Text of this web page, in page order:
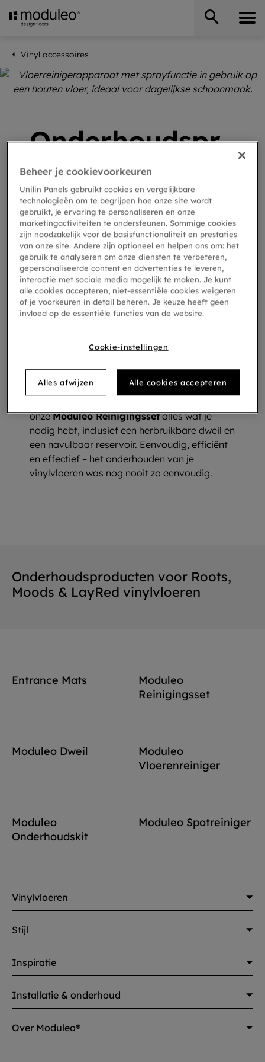
Vinyl accessoires
Onderhoudspr
oducten voor
vinylvloeren
Houd je vinylvloeren in topconditie met onze
speciaal ontworpen reinigingsaccessoires.
Van dagelijks onderhoud tot het aanpakken
van hardnekkige vlekken, wij bieden een reeks
producten die ervoor zorgen dat je vloeren
jarenlang hun onberispelijke schoonheid
behouden.
Moduleo Vloerreinigingsproduct
geur, terwijl deVlekverwijderaarperfect is
voor het verwijderen van hardnekkige
onzeModuleo Reinigingssetalles wat je
nodig hebt, inclusief een herbruikbare dweil en
een navulbaar reservoir. Eenvoudig, efficiënt
en effectief – het onderhouden van je
vinylvloeren was nog nooit zo eenvoudig.
Onderhoudsproducten voor Roots,
Moods & LayRed vinylvloeren
Entrance Mats
Moduleo
Reinigingsset
Moduleo Dweil
Moduleo
Vloerenreiniger
Moduleo
Onderhoudskit
Moduleo Spotreiniger
Vinylvloeren
Stijl
Inspiratie
Installatie & onderhoud
Over Moduleo®
Beheer je cookievoorkeuren
Unilin Panels gebruikt cookies en vergelijkbare
technologieën om te begrijpen hoe onze site wordt
gebruikt, je ervaring te personaliseren en onze
marketingactiviteiten te ondersteunen. Sommige cookies
zijn noodzakelijk voor de basisfunctionaliteit en prestaties
van onze site. Andere zijn optioneel en helpen ons om: het
gebruik te analyseren om onze diensten te verbeteren,
gepersonaliseerde content en advertenties te leveren,
interactie met sociale media mogelijk te maken. Je kunt
alle cookies accepteren, niet-essentiële cookies weigeren
of je voorkeuren in detail beheren. Je keuze heeft geen
invloed op de essentiële functies van de website.
Cookie-instellingen
Alles afwijzen Alle cookies accepteren